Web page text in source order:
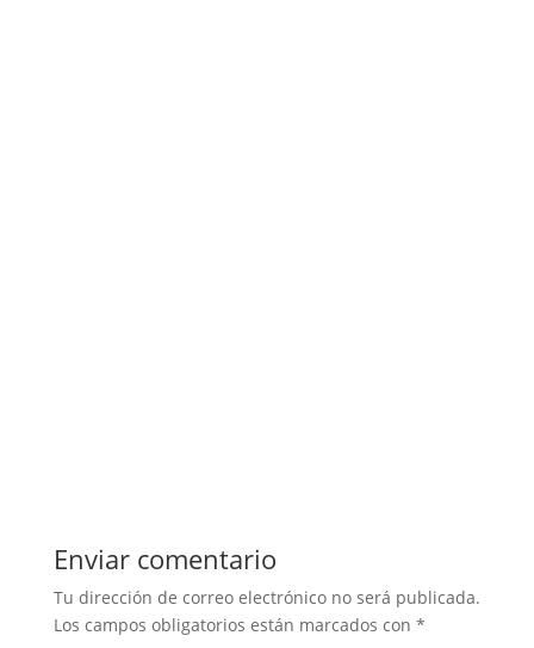
Enviar comentario
Tu dirección de correo electrónico no será publicada.
Los campos obligatorios están marcados con *